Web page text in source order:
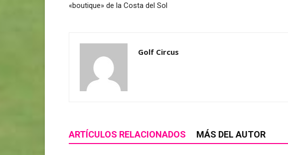
«boutique» de la Costa del Sol
Golf Circus
ARTÍCULOS RELACIONADOS MÁS DEL AUTOR